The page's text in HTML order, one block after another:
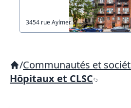
3454 rue Aylmer
/Communautés et
Hôpitaux et CLSC